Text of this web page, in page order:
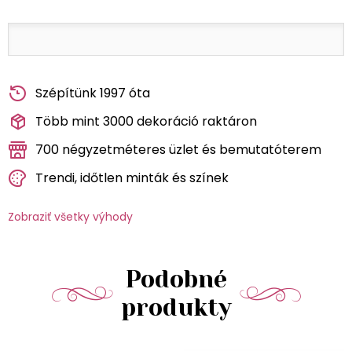
Szépítünk 1997 óta
Több mint 3000 dekoráció raktáron
700 négyzetméteres üzlet és bemutatóterem
Trendi, időtlen minták és színek
Zobraziť všetky výhody
Podobné
produkty